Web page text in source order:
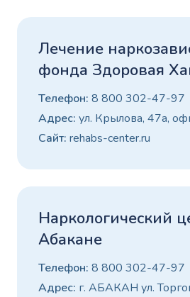
Лечение
фонда Здоровая
Телефон: 8 800 302-47-97
Адрес: ул. Крылова, 47а,
Сайт: rehabs-center.ru
Наркологический
Абакане
Телефон: 8 800 302-47-97
Адрес: г. АБАКАН ул.